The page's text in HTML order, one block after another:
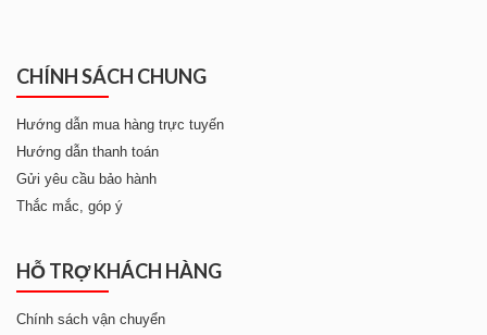
CHÍNH SÁCH CHUNG
Hướng dẫn mua hàng trực tuyến
Hướng dẫn thanh toán
Gửi yêu cầu bảo hành
Thắc mắc, góp ý
HỖ TRỢ KHÁCH HÀNG
Chính sách vận chuyển